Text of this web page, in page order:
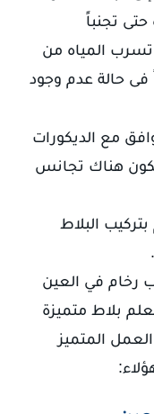
تجنباً
المياه من
حالة عدم وجود
مع الديكورات
هناك تجانس
البلاط
رخام في العين
بلاط متميزة
المتميز